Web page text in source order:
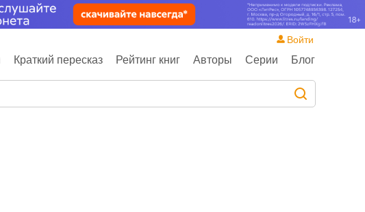
Краткий пересказ Рейтинг книг Авторы Серии Блог
Войти